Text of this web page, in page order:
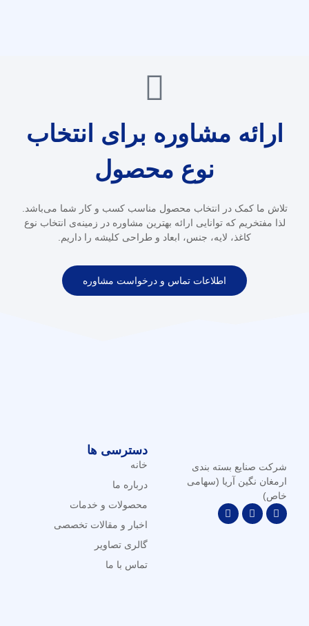
ارائه مشاوره برای انتخاب
نوع محصول
تلاش ما کمک در انتخاب محصول مناسب کسب و کار شما می‌باشد.
لذا مفتخریم که توانایی ارائه بهترین مشاوره در زمینه‌ی انتخاب نوع
کاغذ، لایه، جنس، ابعاد و طراحی کلیشه را داریم.
اطلاعات تماس و درخواست مشاوره
شرکت صنایع بسته بندی
ارمغان نگین آریا (سهامی
خاص)
دسترسی ها
خانه
درباره ما
محصولات و خدمات
اخبار و مقالات تخصصی
گالری تصاویر
تماس با ما